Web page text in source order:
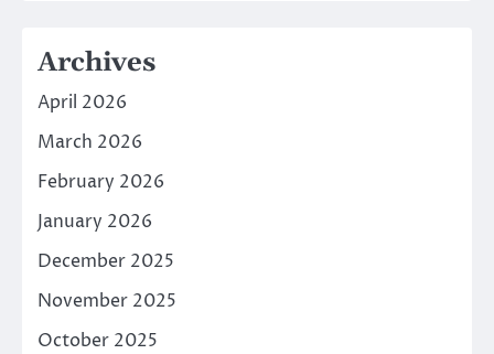
Archives
April 2026
March 2026
February 2026
January 2026
December 2025
November 2025
October 2025